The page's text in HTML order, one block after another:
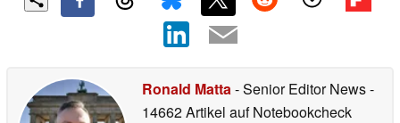
Ronald Matta- Senior Editor News-
14662 Artikel auf Notebookcheck